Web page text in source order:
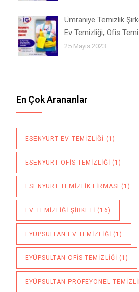
Ümraniye Temizlik
Ev Temizliği, Ofis
25 Mayıs 2023
En Çok Arananlar
ESENYURT EV TEMIZLIĞI (1)
ESENYURT OFIS TEMIZLIĞI (1)
ESENYURT TEMIZLIK FIRMASI (1)
EV TEMIZLIĞI ŞIRKETI (16)
EYÜPSULTAN EV TEMIZLIĞI (1)
EYÜPSULTAN OFIS TEMIZLIĞI (1)
EYÜPSULTAN PROFEYONEL